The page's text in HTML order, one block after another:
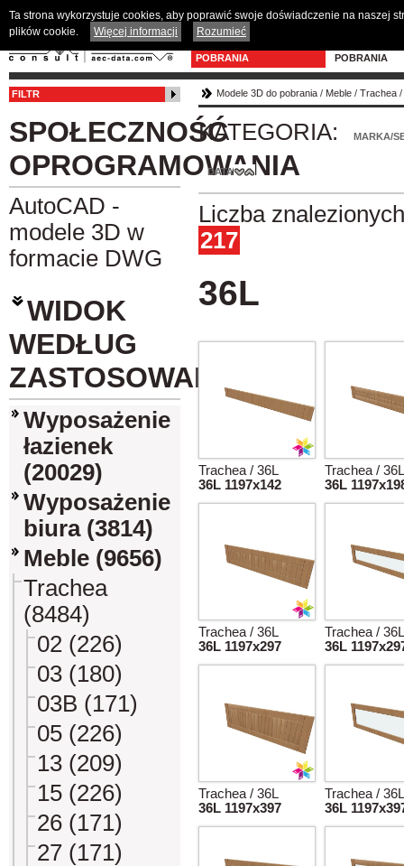
POBRANIA
POBRANIA
FILTR
SPOŁECZNOŚĆ
OPROGRAMOWANIA
AutoCAD -
modele 3D w
formacie DWG
WIDOK
WEDŁUG
ZASTOSOWANIA
Wyposażenie
łazienek
(20029)
Wyposażenie
biura (3814)
Meble (9656)
Trachea
(8484)
02 (226)
03 (180)
03B (171)
05 (226)
13 (209)
15 (226)
26 (171)
27 (171)
Modele 3D do pobrania / Meble / Trachea /
KATEGORIA: MARKA/
DATA
Liczba
217
36L
Trachea / 36L
36L 1197x142
Trachea / 36L
36L
Trachea / 36L
36L 1197x297
Trachea / 36L
36L
Trachea / 36L
36L 1197x397
Trachea / 36L
36L
Ta strona wykorzystuje cookies, aby poprawić swoje doświadczenie na naszej
plików cookie.
Więcej informacji Rozumieć